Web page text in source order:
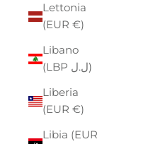
Lettonia
(EUR €)
Libano
(LBP ل.ل)
Liberia
(EUR €)
Libia (EUR